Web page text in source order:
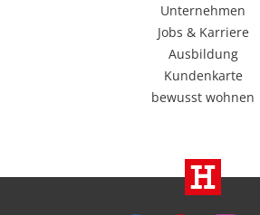
Unternehmen
Jobs & Karriere
Ausbildung
Kundenkarte
bewusst wohnen